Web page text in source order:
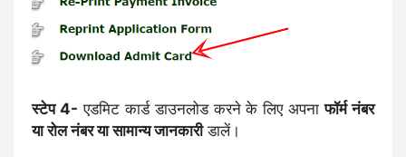
स्टेप 4- एडमिट कार्ड डाउनलोड करने के लिए अपनाफॉर्म नंबर
या रोल नंबर या सामान्य जानकारीडालें।